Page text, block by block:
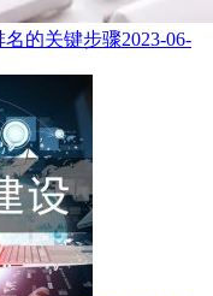
名的关键步骤2023-06-